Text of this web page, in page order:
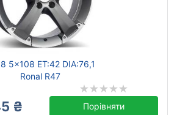
5x108 ET:42 DIA:76,1
Ronal R47
₴ Порівняти
Підібрати